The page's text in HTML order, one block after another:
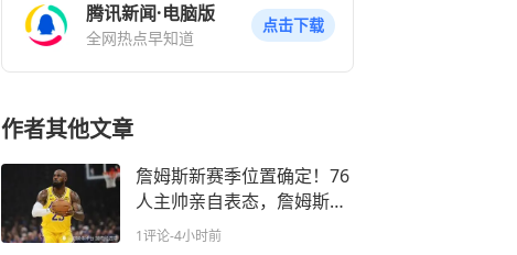
腾讯新闻·电脑版
全网热点早知道
点击下载
作者其他文章
詹姆斯新赛季位置确定！76
人主帅亲自表态，詹姆斯作
用没人能替代
1评论-4小时前